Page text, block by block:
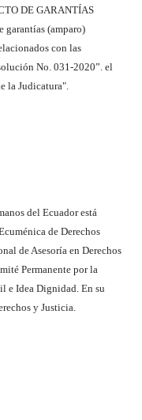
DE GARANTÍAS
garantías (amparo)
con las
No. 031-2020”. el
la Judicatura".
del Ecuador está
de Derechos
de Asesoría en Derechos
Permanente por la
e Idea Dignidad. En su
y Justicia.